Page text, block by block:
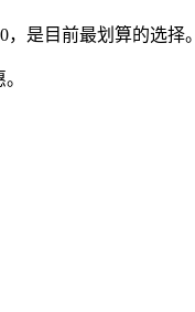
是目前最划算的选择。